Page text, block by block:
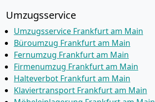
Umzugsservice
Umzugsservice Frankfurt am Main
Büroumzug Frankfurt am Main
Fernumzug Frankfurt am Main
Firmenumzug Frankfurt am Main
Halteverbot Frankfurt am Main
Klaviertransport Frankfurt am Main